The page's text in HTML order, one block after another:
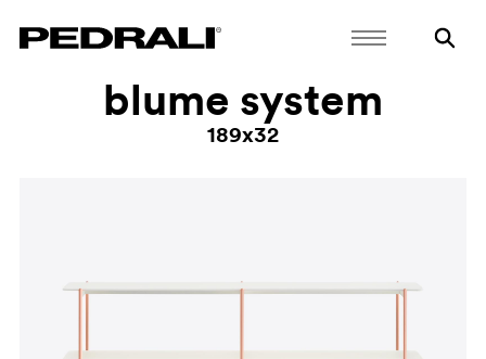
blume system
189x32